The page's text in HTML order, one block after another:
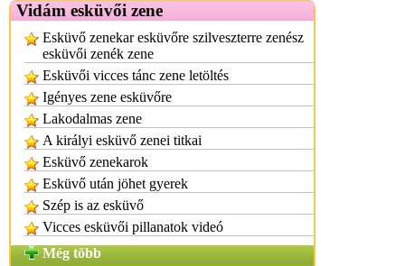
Vidám esküvői zene
Esküvő zenekar esküvőre szilveszterre zenész
esküvői zenék zene
Esküvői vicces tánc zene letöltés
Igényes zene esküvőre
Lakodalmas zene
A királyi esküvő zenei titkai
Esküvő zenekarok
Esküvő után jöhet gyerek
Szép is az esküvő
Vicces esküvői pillanatok videó
Még több